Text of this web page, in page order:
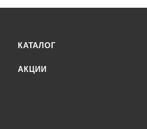
КАТАЛОГ
АКЦИИ